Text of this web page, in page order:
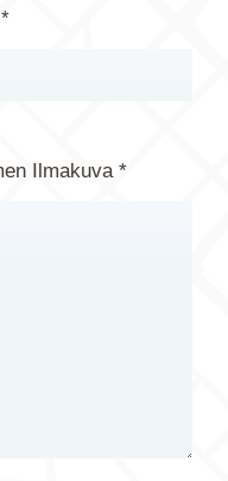
Ilmakuva *